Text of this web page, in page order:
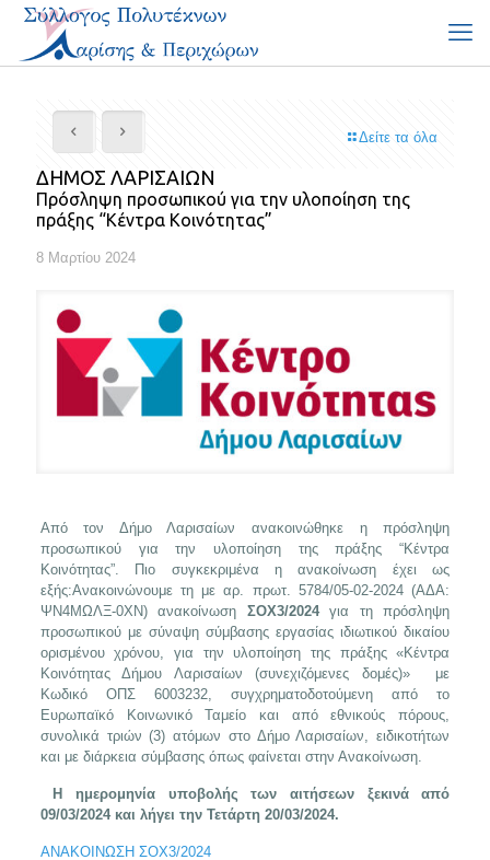
Δείτε τα όλα
ΔΗΜΟΣ ΛΑΡΙΣΑΙΩΝ
Πρόσληψη προσωπικού για την υλοποίηση της
πράξης “Κέντρα Κοινότητας”
8 Μαρτίου 2024
Από τον Δήμο Λαρισαίων ανακοινώθηκε η πρόσληψη
προσωπικού για την υλοποίηση της πράξης “Κέντρα
Κοινότητας”. Πιο συγκεκριμένα η ανακοίνωση έχει ως
εξής:Ανακοινώνουμε τη με αρ. πρωτ. 5784/05-02-2024 (ΑΔΑ:
ΨΝ4ΜΩΛΞ-0ΧΝ) ανακοίνωση ΣΟΧ3/2024για τη πρόσληψη
προσωπικού με σύναψη σύμβασης εργασίας ιδιωτικού δικαίου
ορισμένου χρόνου, για την υλοποίηση της πράξης «Κέντρα
Κοινότητας Δήμου Λαρισαίων (συνεχιζόμενες δομές)» με
Κωδικό ΟΠΣ 6003232, συγχρηματοδοτούμενη από το
Ευρωπαϊκό Κοινωνικό Ταμείο και από εθνικούς πόρους,
συνολικά τριών (3) ατόμων στο Δήμο Λαρισαίων, ειδικοτήτων
και με διάρκεια σύμβασης όπως φαίνεται στην Ανακοίνωση.
Η ημερομηνία υποβολής των αιτήσεων ξεκινά από
09/03/2024 και λήγει την Τετάρτη 20/03/2024.
ΑΝΑΚΟΙΝΩΣΗ ΣΟΧ3/2024